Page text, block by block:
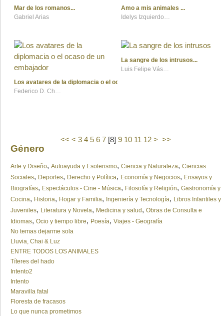
Mar de los romanos
Gabriel Arias
Amo a mis animales
Idelys Izquierdo Laboy
Los avatares de la diplomacia o el ocaso de un embajador
Federico D. Chabaud
La sangre de los intrusos
Luis Felipe Vásquez Aldana
<< < 3 4 5 6 7[8] 9 10 11 12 > >>
Género
Arte y Diseño, Autoayuda y Esoterismo, Ciencia y Naturaleza, Ciencias
Sociales, Deportes, Derecho y Política, Economía y Negocios, Ensayos y
Biografías, Espectáculos - Cine - Música, Filosofía y Religión, Gastronomía y
Cocina, Historia, Hogar y Familia, Ingeniería y Tecnología, Libros Infantiles y
Juveniles, Literatura y Novela, Medicina y salud , Obras de Consulta e
Idiomas, Ocio y tiempo libre, Poesía, Viajes - Geografía
No temas dejarme sola
Lluvia, Chai & Luz
ENTRE TODOS LOS ANIMALES
Títeres del hado
Intento2
Intento
Maravilla fatal
Floresta de fracasos
Lo que nunca prometimos